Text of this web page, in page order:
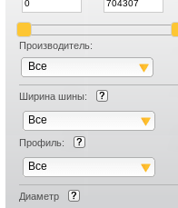
Производитель:
Все
Ширина шины:
Все
Профиль:
Все
Диаметр